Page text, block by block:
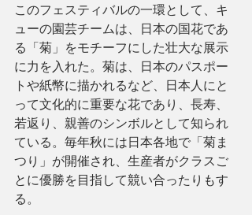
このフェスティバルの一環として、キ
ューの園芸チームは、日本の国花であ
る「菊」をモチーフにした壮大な展示
に力を入れた。菊は、日本のパスポー
トや紙幣に描かれるなど、日本人にと
って文化的に重要な花であり、長寿、
若返り、親善のシンボルとして知られ
ている。毎年秋には日本各地で「菊ま
つり」が開催され、生産者がクラスご
とに優勝を目指して競い合ったりもす
る。